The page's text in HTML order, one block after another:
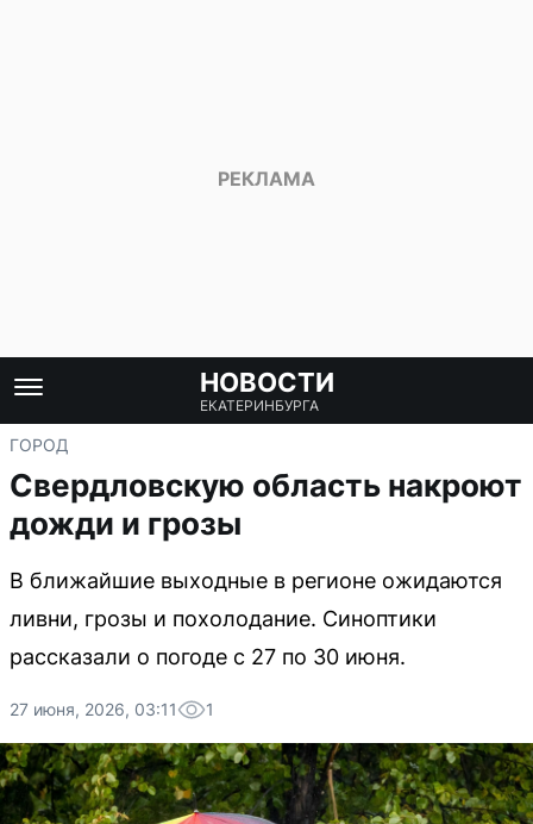
НОВОСТИ
ЕКАТЕРИНБУРГА
ГОРОД
Свердловскую область накроют
дожди и грозы
В ближайшие выходные в регионе ожидаются
ливни, грозы и похолодание. Синоптики
рассказали о погоде с 27 по 30 июня.
27 июня, 2026, 03:11 1